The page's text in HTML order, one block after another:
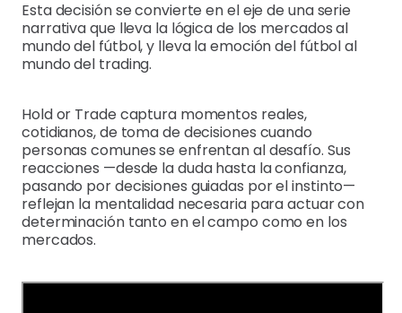
Esta decisión se convierte en el eje de una serie
narrativa que lleva la lógica de los mercados al
mundo del fútbol, y lleva la emoción del fútbol al
mundo del trading.
Hold or Trade captura momentos reales,
cotidianos, de toma de decisiones cuando
personas comunes se enfrentan al desafío. Sus
reacciones —desde la duda hasta la confianza,
pasando por decisiones guiadas por el instinto—
reflejan la mentalidad necesaria para actuar con
determinación tanto en el campo como en los
mercados.